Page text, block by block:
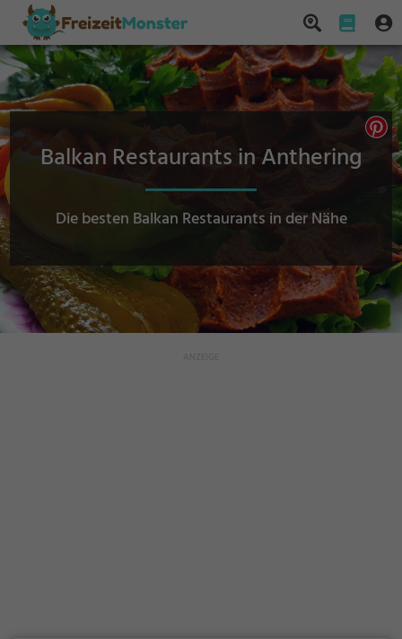
Balkan Restaurants in Anthering
Die besten Balkan Restaurants in der Nähe